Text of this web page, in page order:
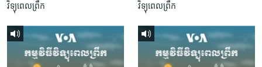
វិទ្យុពេលព្រឹក វិទ្យុពេលព្រឹក